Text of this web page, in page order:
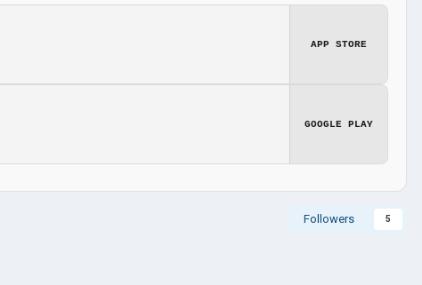
APP STORE
GOOGLE PLAY
Followers 5